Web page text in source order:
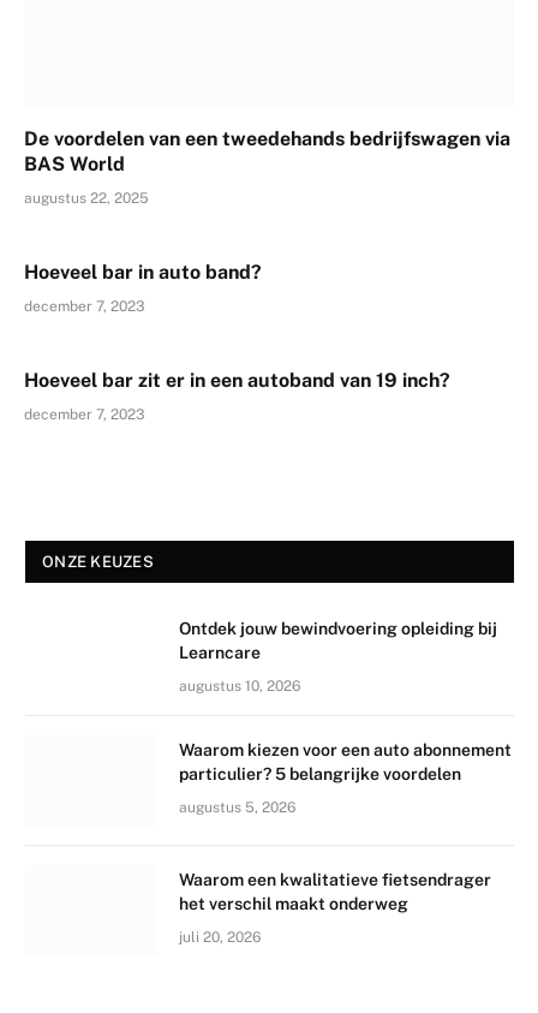
De voordelen van een tweedehands bedrijfswagen via
BAS World
augustus 22, 2025
Hoeveel bar in auto band?
december 7, 2023
Hoeveel bar zit er in een autoband van 19 inch?
december 7, 2023
ONZE KEUZES
Ontdek jouw bewindvoering opleiding bij
Learncare
augustus 10, 2026
Waarom kiezen voor een auto abonnement
particulier? 5 belangrijke voordelen
augustus 5, 2026
Waarom een kwalitatieve fietsendrager
het verschil maakt onderweg
juli 20, 2026